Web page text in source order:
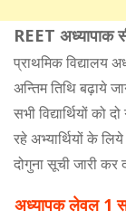
REET अध्यापाक
प्राथमिक विद्यालय
अन्तिम तिथि बढ़ाये
सभी विद्यार्थियों
रहे अभ्यार्थियों के
दोगुना सूची जारी
अध्यापक लेवल 1